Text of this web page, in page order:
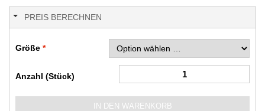
PREIS BERECHNEN
Größe
Anzahl (Stück)
IN DEN WARENKORB